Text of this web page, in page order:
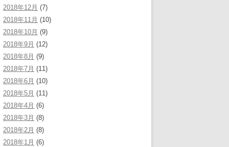
2018年12月 (7)
2018年11月 (10)
2018年10月 (9)
2018年9月 (12)
2018年8月 (9)
2018年7月 (11)
2018年6月 (10)
2018年5月 (11)
2018年4月 (6)
2018年3月 (8)
2018年2月 (8)
2018年1月 (6)